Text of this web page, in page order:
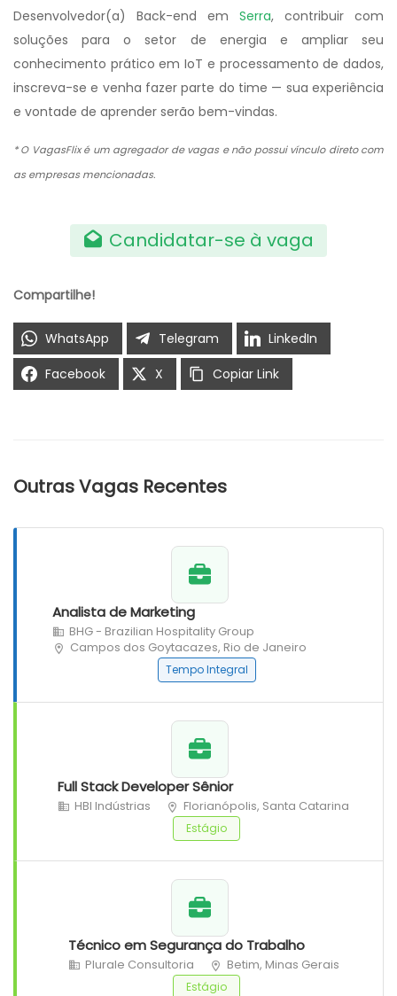
Desenvolvedor(a) Back-end em Serra, contribuir com
soluções para o setor de energia e ampliar seu
conhecimento prático em IoT e processamento de dados,
inscreva-se e venha fazer parte do time — sua experiência
e vontade de aprender serão bem-vindas.
* O VagasFlix é um agregador de vagas e não possui vínculo direto com
as empresas mencionadas.
Candidatar-se à vaga
Compartilhe!
WhatsApp Telegram
LinkedIn
Facebook
X Copiar Link
Outras Vagas Recentes
Analista de Marketing
BHG - Brazilian Hospitality Group
Campos dos Goytacazes, Rio de Janeiro
Tempo Integral
Full Stack Developer Sênior
HBI Indústrias Florianópolis, Santa Catarina
Estágio
Técnico em Segurança do Trabalho
Plurale Consultoria Betim, Minas Gerais
Estágio